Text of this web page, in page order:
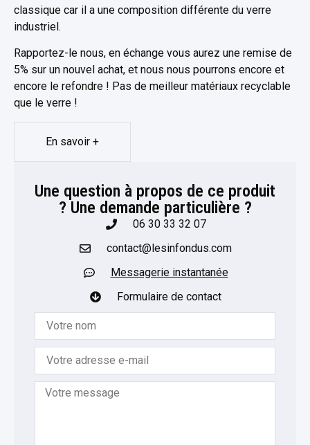
classique car il a une composition différente du verre
industriel.
Rapportez-le nous, en échange vous aurez une remise de
5% sur un nouvel achat, et nous nous pourrons encore et
encore le refondre ! Pas de meilleur matériaux recyclable
que le verre !
En savoir +
Une question à propos de ce produit
? Une demande particulière ?​
06 30 33 32 07
contact@lesinfondus.com
Messagerie instantanée
Formulaire de contact